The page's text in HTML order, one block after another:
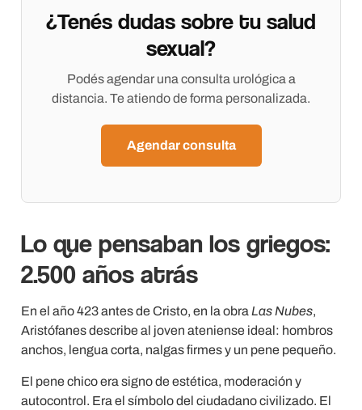
¿Tenés dudas sobre tu salud
sexual?
Podés agendar una consulta urológica a
distancia. Te atiendo de forma personalizada.
Agendar consulta
Lo que pensaban los griegos:
2.500 años atrás
En el año 423 antes de Cristo, en la obraLas Nubes,
Aristófanes describe al joven ateniense ideal: hombros
anchos, lengua corta, nalgas firmes y un pene pequeño.
El pene chico era signo de estética, moderación y
autocontrol. Era el símbolo del ciudadano civilizado. El